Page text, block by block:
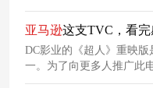
亚马逊这支TVC，看
DC影业的《超人》重映
一。为了向更多人推广此
线了一支全新广告《任何